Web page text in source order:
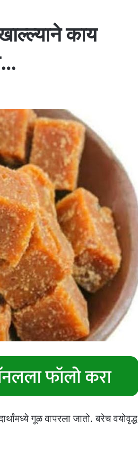
काय
गूळ वापरला जातो. बरेच वयोवृद्ध